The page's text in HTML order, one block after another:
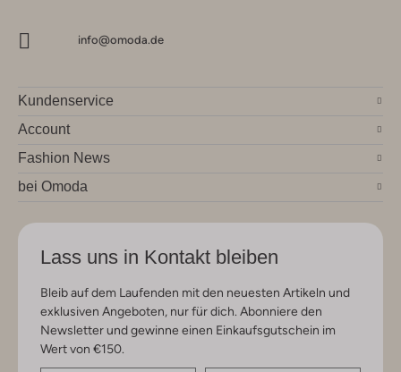
info@omoda.de
Kundenservice
Account
Fashion News
bei Omoda
Lass uns in Kontakt bleiben
Bleib auf dem Laufenden mit den neuesten Artikeln und
exklusiven Angeboten, nur für dich. Abonniere den
Newsletter und gewinne einen Einkaufsgutschein im
Wert von €150.